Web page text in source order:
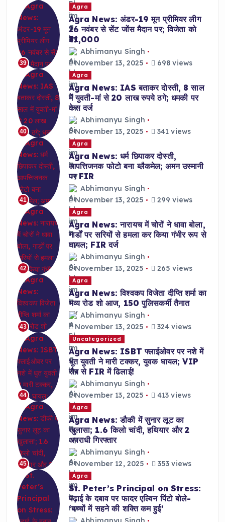
39
Agra
Agra News: अंडर-19 मून प्रीमियर लीग
26 नवंबर से सेंट जोंस मैदान पर; विजेता को
₹31,000
Abhimanyu Singh
November 13, 2025
698 views
40
Agra
Agra News: IAS बताकर दोस्ती, 8 साल
में युवती-मां से 20 लाख रुपये ठगे; धमकी पर
केस दर्ज
Abhimanyu Singh
November 13, 2025
341 views
41
Agra
Agra News: धर्म छिपाकर दोस्ती,
आपत्तिजनक फोटो बना ब्लैकमेल; अमन उस्मानी
पर FIR
Abhimanyu Singh
November 13, 2025
299 views
42
Agra
Agra News: नारायच में चोरों ने धावा बोला,
गार्डों पर सरियों से हमला कर किया गंभीर रूप से
घायल; FIR दर्ज
Abhimanyu Singh
November 13, 2025
265 views
43
Agra
Agra News: विश्वकप विजेता दीप्ति शर्मा का
भव्य रोड शो आज, 150 पुलिसकर्मी तैनात
Abhimanyu Singh
November 13, 2025
324 views
44
Uncategorized
Agra News: ISBT फ्लाईओवर पर नशे में
धुत युवती ने मारी टक्कर, युवक घायल; VIP
रौब से FIR में ढिलाई!
Abhimanyu Singh
November 13, 2025
413 views
45
Agra
Agra News: डौकी में सुनार लूट का
खुलासा; 1.6 किलो चांदी, हथियार और 2
अपराधी गिरफ्तार
Abhimanyu Singh
November 12, 2025
353 views
Agra
St. Peter’s Principal on Stress:
पढ़ाई के दबाव पर फादर एल्विन पिंटो बोले-
‘बच्चों में सहने की शक्ति कम हुई’